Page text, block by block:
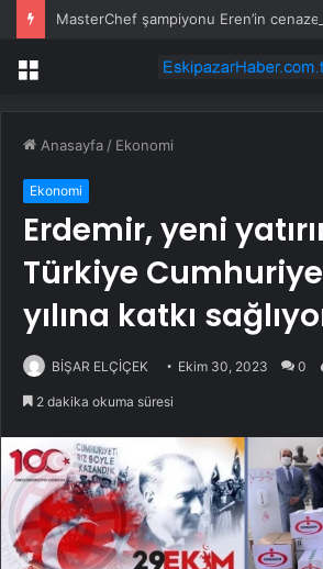
Menü
Anasayfa / Ekonomi
Ekonomi
Erdemir, yeni
Türkiye
yılına katkı
BİŞAR ELÇİÇEK Ekim 30, 2023 0
2 dakika okuma süresi